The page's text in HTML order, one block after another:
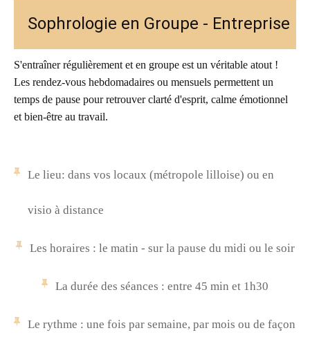
Sophrologie en Groupe - Entreprise
S'entraîner régulièrement et en groupe est un véritable atout !
Les rendez-vous hebdomadaires ou mensuels permettent un
temps de pause pour retrouver clarté d'esprit, calme émotionnel
et bien-être au travail.
Le lieu: dans vos locaux (métropole lilloise) ou en
visio à distance
Les horaires : le matin - sur la pause du midi ou le soir
La durée des séances : entre 45 min et 1h30
Le rythme : une fois par semaine, par mois ou de façon